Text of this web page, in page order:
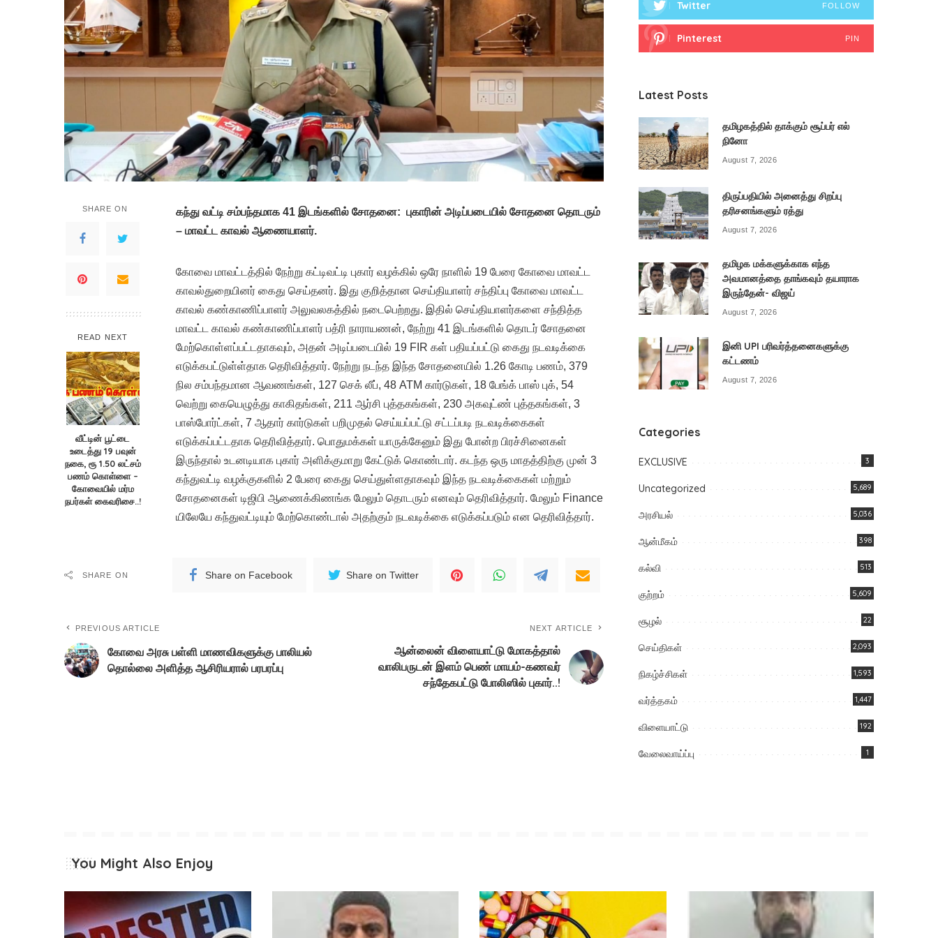
SHARE ON
READ NEXT
வீட்டின் பூட்டை
உடைத்து 19 பவுன்
நகை, ரூ 1.50 லட்சம்
பணம் கொள்ளை –
கோவையில் மர்ம
நபர்கள் கைவரிசை..!
கந்து வட்டி சம்பந்தமாக 41 இடங்களில் சோதனை: புகாரின் அடிப்படையில் சோதனை தொடரும்
– மாவட்ட காவல் ஆணையாளர்.
கோவை மாவட்டத்தில் நேற்று கட்டிவட்டி புகார் வழக்கில் ஒரே நாளில் 19 பேரை கோவை மாவட்ட
காவல்துறையினர் கைது செய்தனர். இது குறித்தான செய்தியாளர் சந்திப்பு கோவை மாவட்ட
காவல் கண்காணிப்பாளர் அலுவலகத்தில் நடைபெற்றது. இதில் செய்தியாளர்களை சந்தித்த
மாவட்ட காவல் கண்காணிப்பாளர் பத்ரி நாராயணன், நேற்று 41 இடங்களில் தொடர் சோதனை
மேற்கொள்ளப்பட்டதாகவும், அதன் அடிப்படையில் 19 FIR கள் பதியப்பட்டு கைது நடவடிக்கை
எடுக்கபட்டுள்ள்தாக தெரிவித்தார். நேற்று நடந்த இந்த சோதனையில் 1.26 கோடி பணம், 379
நில சம்பந்தமான ஆவணங்கள், 127 செக் லீப், 48 ATM கார்டுகள், 18 பேங்க் பாஸ் புக், 54
வெற்று கையெழுத்து காகிதங்கள், 211 ஆர்சி புத்தகங்கள், 230 அகவுட்ண் புத்தகங்கள், 3
பாஸ்போர்ட்கள், 7 ஆதார் கார்டுகள் பறிமுதல் செய்யப்பட்டு சட்டப்படி நடவடிக்கைகள்
எடுக்கப்பட்டதாக தெரிவித்தார். பொதுமக்கள் யாருக்கேனும் இது போன்ற பிரச்சினைகள்
இருந்தால் உடனடியாக புகார் அளிக்குமாறு கேட்டுக் கொண்டார். கடந்த ஒரு மாதத்திற்கு முன் 3
கந்துவட்டி வழக்குகளில் 2 பேரை கைது செய்துள்ளதாகவும் இந்த நடவடிக்கைகள் மற்றும்
சோதனைகள் டிஜிபி ஆணைக்கிணங்க மேலும் தொடரும் எனவும் தெரிவித்தார். மேலும் Finance
யிலேயே கந்துவட்டியும் மேற்கொண்டால் அதற்கும் நடவடிக்கை எடுக்கப்படும் என தெரிவித்தார்.
SHARE ON Share on Facebook Share on Twitter
PREVIOUS ARTICLE
கோவை அரசு பள்ளி மாணவிகளுக்கு பாலியல்
தொல்லை அளித்த ஆசிரியரால் பரபரப்பு
NEXT ARTICLE
ஆன்லைன் விளையாட்டு மோகத்தால்
வாலிபருடன் இளம் பெண் மாயம்-கணவர்
சந்தேகபட்டு போலிஸில் புகார்..!
Twitter FOLLOW
Pinterest PIN
Latest Posts
தமிழகத்தில் தாக்கும் சூப்பர் எல்
நினோ
August 7, 2026
திருப்பதியில் அனைத்து சிறப்பு
தரிசனங்களும் ரத்து
August 7, 2026
தமிழக மக்களுக்காக எந்த
அவமானத்தை தாங்கவும் தயாராக
இருந்தேன்- விஜய்
August 7, 2026
இனி UPI பரிவர்த்தனைகளுக்கு
கட்டணம்
August 7, 2026
Categories
EXCLUSIVE 3
Uncategorized 5,689
அரசியல் 5,036
ஆன்மீகம் 398
கல்வி 513
குற்றம் 5,609
சூழல் 22
செய்திகள் 2,093
நிகழ்ச்சிகள் 1,593
வர்த்தகம் 1,447
விளையாட்டு 192
வேலைவாய்ப்பு 1
You Might Also Enjoy